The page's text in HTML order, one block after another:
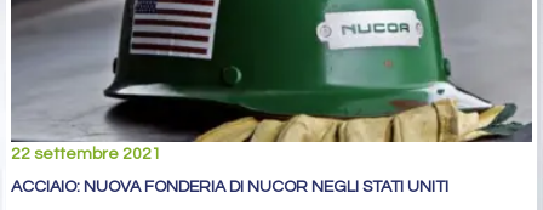
22 settembre 2021
ACCIAIO: NUOVA FONDERIA DI NUCOR NEGLI STATI UNITI